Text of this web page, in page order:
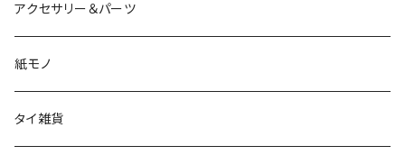
アクセサリー＆パーツ
紙モノ
タイ雑貨